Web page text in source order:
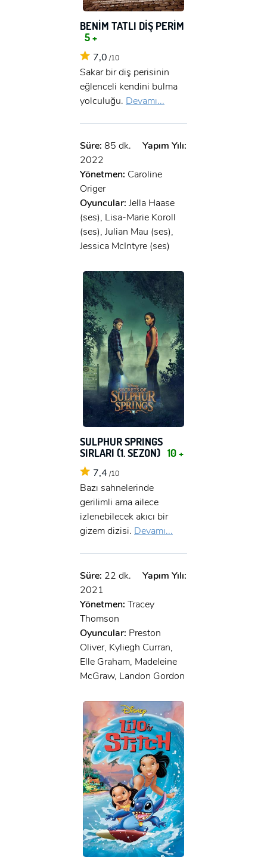
BENİM TATLI DİŞ PERİM
5 +
7,0 /10
Sakar bir diş perisinin
eğlenceli kendini bulma
yolculuğu. Devamı...
Süre: 85 dk.
Yapım Yılı:
2022
Yönetmen: Caroline
Origer
Oyuncular: Jella Haase
(ses), Lisa-Marie Koroll
(ses), Julian Mau (ses),
Jessica McIntyre (ses)
SULPHUR SPRINGS
SIRLARI (1. SEZON) 10 +
7,4 /10
Bazı sahnelerinde
gerilimli ama ailece
izlenebilecek akıcı bir
gizem dizisi. Devamı...
Süre: 22 dk.
Yapım Yılı:
2021
Yönetmen: Tracey
Thomson
Oyuncular: Preston
Oliver, Kyliegh Curran,
Elle Graham, Madeleine
McGraw, Landon Gordon